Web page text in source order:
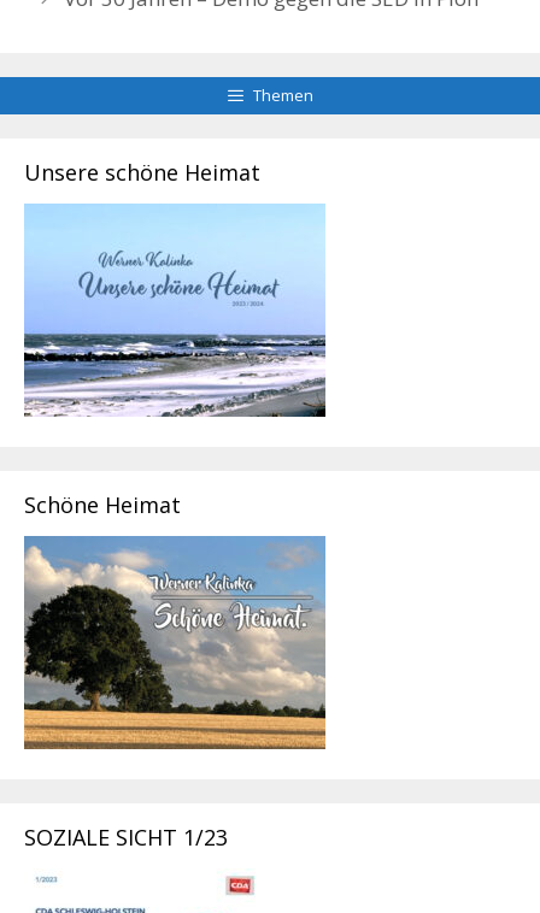
Themen
Unsere schöne Heimat
Schöne Heimat
SOZIALE SICHT 1/23